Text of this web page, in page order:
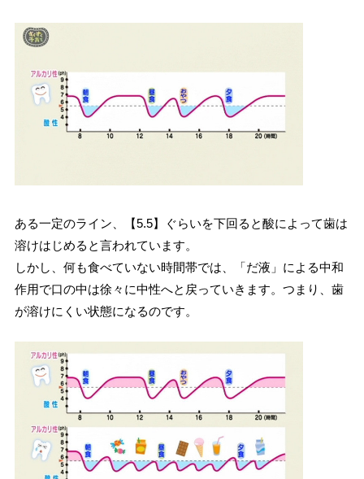
ある一定のライン、【5.5】ぐらいを下回ると酸によって歯は
溶けはじめると言われています。
しかし、何も食べていない時間帯では、「だ液」による中和
作用で口の中は徐々に中性へと戻っていきます。つまり、歯
が溶けにくい状態になるのです。